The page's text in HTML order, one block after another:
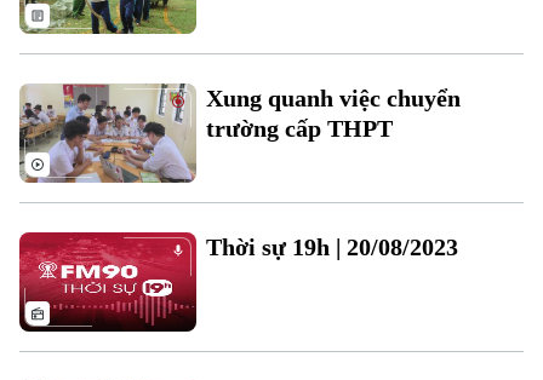
Theo dõi Hà Nội On
Xung quanh việc chuyển
trường cấp THPT
Thời sự 19h | 20/08/2023